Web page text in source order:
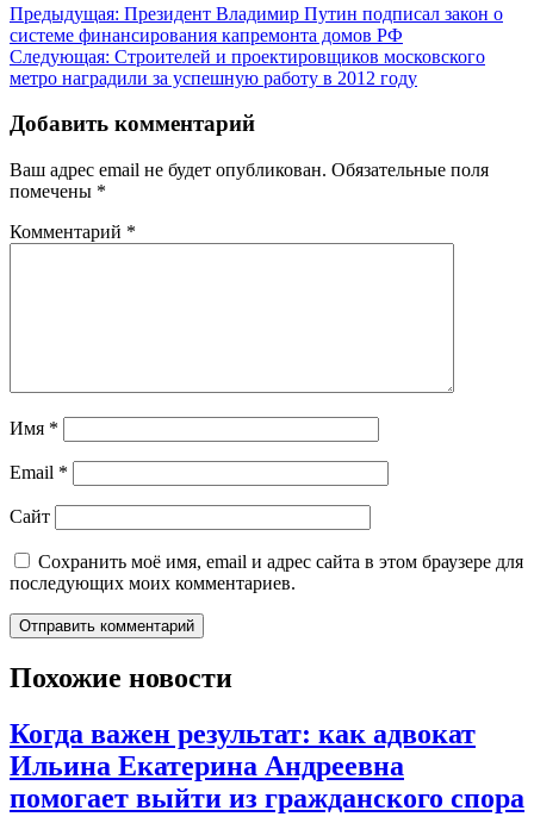
Навигация
по
записям
Предыдущая: Президент Владимир Путин подписал закон о
системе финансирования капремонта домов РФ
Следующая: Строителей и проектировщиков московского
метро наградили за успешную работу в 2012 году
Добавить комментарий
Ваш адрес email не будет опубликован. Обязательные поля
помечены *
Комментарий *
Имя *
Email *
Сайт
Сохранить моё имя, email и адрес сайта в этом браузере для
последующих моих комментариев.
Похожие новости
Когда важен результат: как адвокат
Ильина Екатерина Андреевна
помогает выйти из гражданского спора